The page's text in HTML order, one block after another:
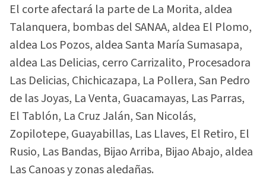
El corte afectará la parte de La Morita, aldea
Talanquera, bombas del SANAA, aldea El Plomo,
aldea Los Pozos, aldea Santa María Sumasapa,
aldea Las Delicias, cerro Carrizalito, Procesadora
Las Delicias, Chichicazapa, La Pollera, San Pedro
de las Joyas, La Venta, Guacamayas, Las Parras,
El Tablón, La Cruz Jalán, San Nicolás,
Zopilotepe, Guayabillas, Las Llaves, El Retiro, El
Rusio, Las Bandas, Bijao Arriba, Bijao Abajo, aldea
Las Canoas y zonas aledañas.